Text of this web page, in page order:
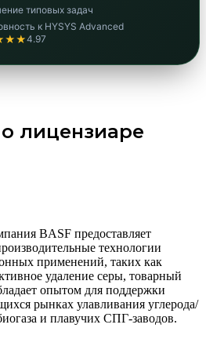
типовых задач
к HYSYS Advanced
4.97
лицензиаре
BASF предоставляет
технологии
применений, таких как
удаление серы, товарный
опытом для поддержки
рынках улавливания углерода/
и плавучих СПГ-заводов.